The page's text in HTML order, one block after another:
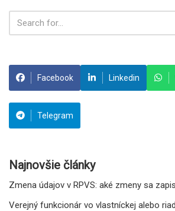
Facebook Linkedin
Telegram
Najnovšie články
Zmena údajov v RPVS: aké zmeny sa
Verejný funkcionár vo vlastníckej alebo